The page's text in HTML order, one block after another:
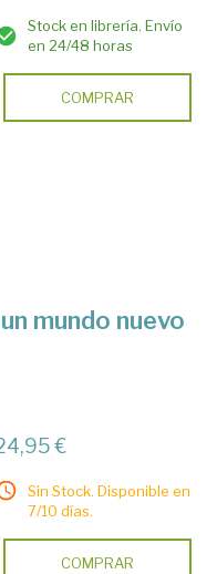
Stock en librería. Envío
en 24/48 horas
COMPRAR
mundo nuevo
€
Sin Stock. Disponible en
7/10 días.
COMPRAR